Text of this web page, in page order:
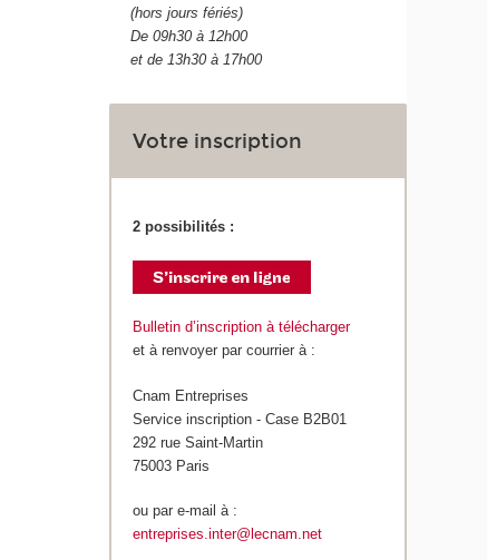
(hors jours fériés)
De 09h30 à 12h00
et de 13h30 à 17h00
Votre inscription
2 possibilités :
Bulletin d’inscription à télécharger
et à renvoyer par courrier à :
Cnam Entreprises
Service inscription - Case B2B01
292 rue Saint-Martin
75003 Paris
ou par e-mail à :
entreprises.inter@lecnam.net